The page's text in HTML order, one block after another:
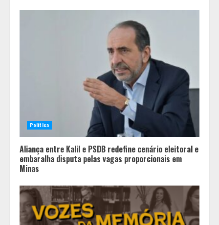
Política
Aliança entre Kalil e PSDB redefine cenário eleitoral e
embaralha disputa pelas vagas proporcionais em
Minas